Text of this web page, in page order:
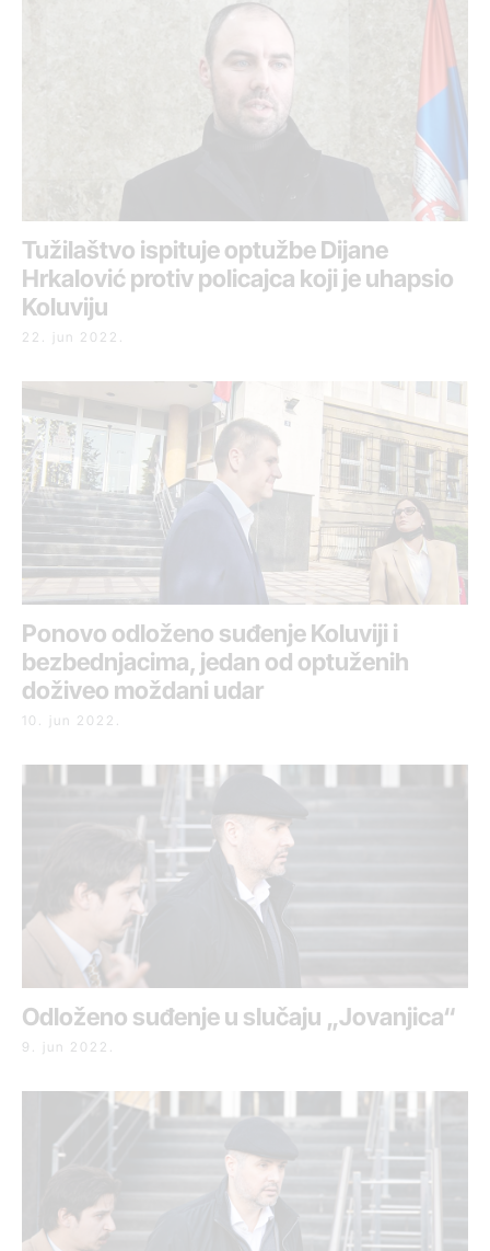
Tužilaštvo ispituje optužbe Dijane
Hrkalović protiv policajca koji je uhapsio
Koluviju
22. jun 2022.
Ponovo odloženo suđenje Koluviji i
bezbednjacima, jedan od optuženih
doživeo moždani udar
10. jun 2022.
Odloženo suđenje u slučaju „Jovanjica“
9. jun 2022.